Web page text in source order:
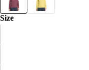
Size